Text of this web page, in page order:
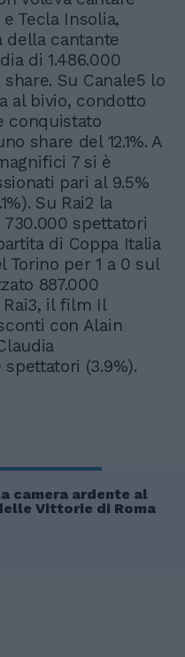
Tecla Insolia,
della cantante
di 1.486.000
Su Canale5 lo
al bivio, condotto
conquistato
share del 12.1%. A
7 si è
pari al 9.5%
Su Rai2 la
spettatori
di Coppa Italia
Torino per 1 a 0 sul
887.000
Rai3, il film Il
con Alain
(3.9%).
camera ardente al
Vittorie di Roma